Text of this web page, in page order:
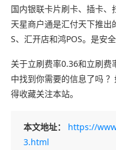
国内银联卡片刷卡、插卡
天星商户通是汇付天下推出
S、汇开店和鸿POS。是安全
关于立刷费率0.36和立刷费
中找到你需要的信息了吗
得收藏关注本站。
本文地址：
https://
3.html